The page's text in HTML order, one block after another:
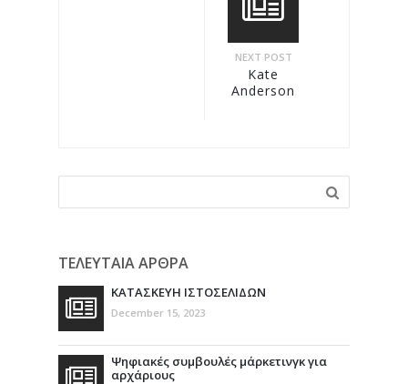
NEXT POST
Kate
Anderson
ΤΕΛΕΥΤΑΙΑ ΑΡΘΡΑ
ΚΑΤΑΣΚΕΥΗ ΙΣΤΟΣΕΛΙΔΩΝ
December 15, 2023
Ψηφιακές συμβουλές μάρκετινγκ για
αρχάριους